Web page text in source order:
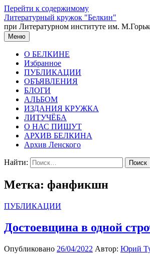
Перейти к содержимому
Литературный кружок "Белкин"
при Литературном институте им.
Меню
О БЕЛКИНЕ
Избранное
ПУБЛИКАЦИИ
ОБЪЯВЛЕНИЯ
БЛОГИ
АЛЬБОМ
ИЗДАНИЯ КРУЖКА
ЛИТУЧЁБА
О НАС ПИШУТ
АРХИВ БЕЛКИНА
Архив Ленского
Найти:
Метка: фанфикшн
ПУБЛИКАЦИИ
Достоевщина в одной
Опубликовано 26/04/2022 Автор: Юрий